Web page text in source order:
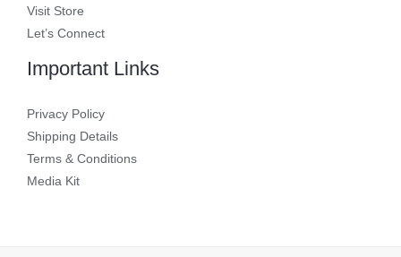
Visit Store
Let’s Connect
Important Links
Privacy Policy
Shipping Details
Terms & Conditions
Media Kit